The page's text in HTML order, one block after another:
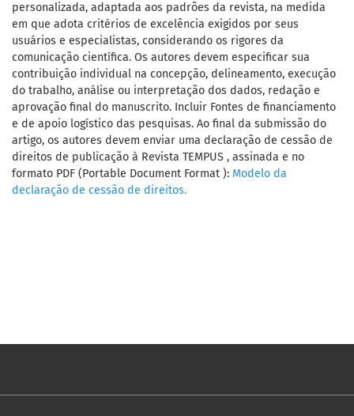
personalizada, adaptada aos padrões da revista, na medida
em que adota critérios de excelência exigidos por seus
usuários e especialistas, considerando os rigores da
comunicação científica. Os autores devem especificar sua
contribuição individual na concepção, delineamento, execução
do trabalho, análise ou interpretação dos dados, redação e
aprovação final do manuscrito. Incluir Fontes de financiamento
e de apoio logístico das pesquisas. Ao final da submissão do
artigo, os autores devem enviar uma declaração de cessão de
direitos de publicação à Revista TEMPUS , assinada e no
formato PDF (Portable Document Format ): Modelo da
declaração de cessão de direitos.